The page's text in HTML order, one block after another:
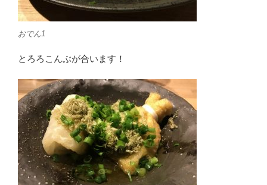
おでん1
とろろこんぶが合います！